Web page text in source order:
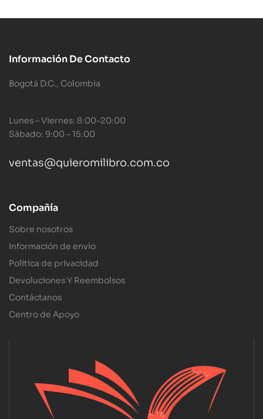
Información De Contacto
Bogotá D.C., Colombia
Lunes – Viernes: 8:00-20:00
Sábado: 9:00 – 15:00
ventas@quieromilibro.com.co
Compañía
Sobre nosotros
Información de envío
Política de privacidad
Devoluciones Y Reembolsos
Contáctanos
Centro de Apoyo